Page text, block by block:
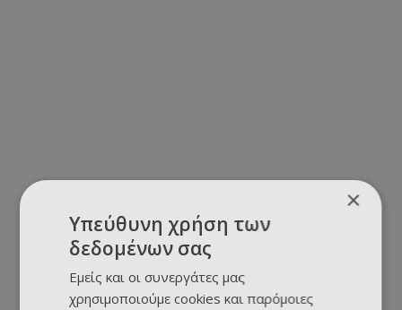
×
Υπεύθυνη χρήση των
δεδομένων σας
Εμείς και οι συνεργάτες μας
χρησιμοποιούμε cookies και παρόμοιες